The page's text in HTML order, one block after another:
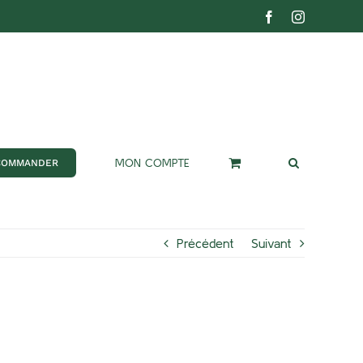
FacebookInstagram
MON COMPTE
Précédent Suivant